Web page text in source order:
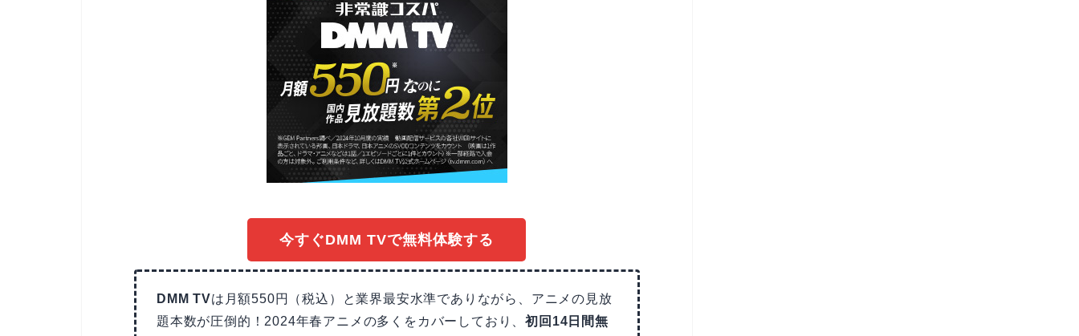
今すぐDMM TVで無料体験する
DMM TVは月額550円（税込）と業界最安水準でありながら、アニメの見放
題本数が圧倒的！2024年春アニメの多くをカバーしており、初回14日間無